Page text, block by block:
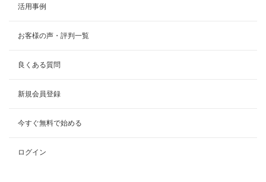
活用事例
お客様の声・評判一覧
良くある質問
新規会員登録
今すぐ無料で始める
ログイン